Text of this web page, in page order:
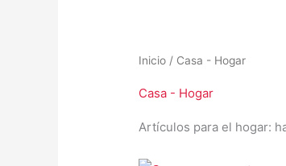
Inicio / Casa - Hogar
Casa - Hogar
Artículos para el hogar: